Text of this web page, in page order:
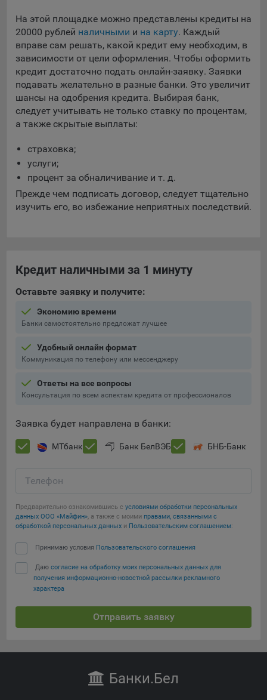
На этой площадке можно представлены кредиты на
20000 рублей наличными и на карту. Каждый
вправе сам решать, какой кредит ему необходим, в
зависимости от цели оформления. Чтобы оформить
кредит достаточно подать онлайн-заявку. Заявки
подавать желательно в разные банки. Это увеличит
шансы на одобрения кредита. Выбирая банк,
следует учитывать не только ставку по процентам,
а также скрытые выплаты:
страховка;
услуги;
процент за обналичивание и т. д.
Прежде чем подписать договор, следует тщательно
изучить его, во избежание неприятных последствий.
Кредит наличными за 1 минуту
Оставьте заявку и получите:
Экономию времени
Банки самостоятельно предложат лучшее
Удобный онлайн формат
Коммуникация по телефону или мессенджеру
Ответы на все вопросы
Консультация по всем аспектам кредита от профессионалов
Заявка будет направлена в банки:
МТбанк Банк БелВЭБ БНБ-Банк
Телефон
Предварительно ознакомившись с условиями обработки персональных
данных ООО «Майфин», а также с моими правами, связанными с
обработкой персональных данных и Пользовательским соглашением:
Принимаю условия Пользовательского соглашения
Даю согласие на обработку моих персональных данных для
получения информационно-новостной рассылки рекламного
характера
Отправить заявку
Банки.Бел